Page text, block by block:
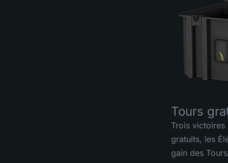
Tours
Trois victoires
gratuits, les
gain des